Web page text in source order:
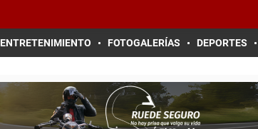
ENTRETENIMIENTO FOTOGALERÍAS DEPORTES